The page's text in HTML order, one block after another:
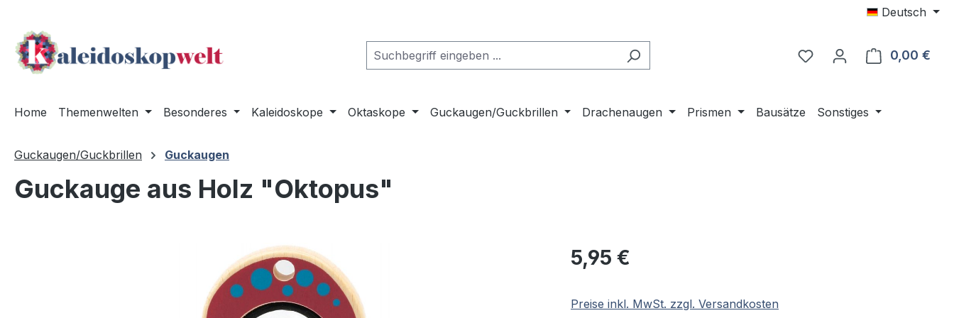
Deutsch
0,00 €
Home Themenwelten Besonderes Kaleidoskope Oktaskope Guckaugen/Guckbrillen Drachenaugen Prismen Bausätze Sonstiges
Guckaugen/Guckbrillen Guckaugen
Guckauge aus Holz "Oktopus"
Regulärer Preis:
5,95 €
Preise inkl. MwSt. zzgl. Versandkosten